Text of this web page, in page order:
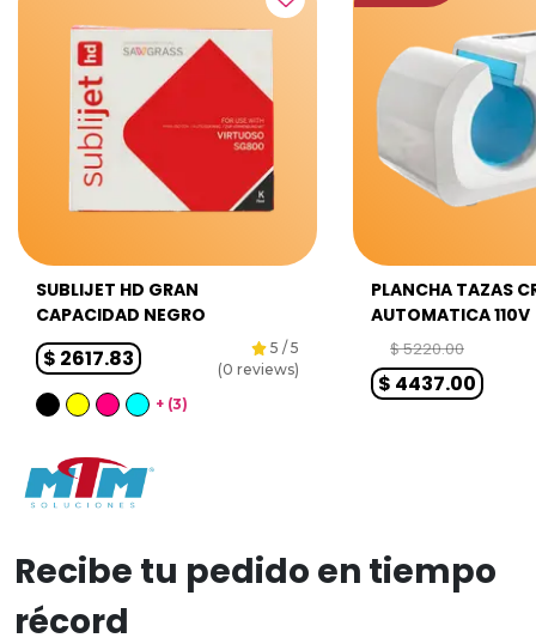
SUBLIJET HD GRAN
CAPACIDAD NEGRO
$ 2617.83 5 / 5
(0 reviews)
+ (3)
PLANCHA TAZAS
AUTOMATICA 110V
$5220.00
$ 4437.00
Recibe tu pedido en tiempo
récord